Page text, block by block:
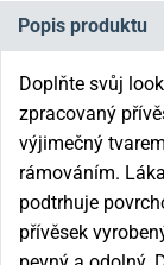
Popis produktu
Doplňte svůj
zpracovaný
výjimečný
rámováním.
podtrhuje
přívěsek